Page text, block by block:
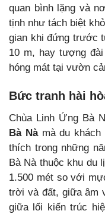
quan bình lặng và
tịnh như tách biệt
gian khi đứng trước
10 m, hay tượng
hóng mát tại vườn
Bức tranh hài
Chùa Linh Ứng Bà
Bà Nàmà du khách
thích trong những
Bà Nà thuộc khu du
1.500 mét so với
trời và đất, giữa âm
giữa lối kiến trúc